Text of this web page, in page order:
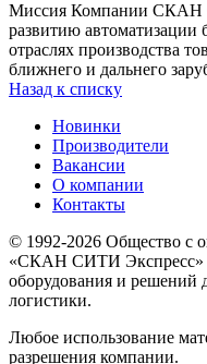
Миссия Компании СКАН
развитию автоматизации
отраслях производства
ближнего и дальнего
Назад к списку
Новинки
Производители
Вакансии
О компании
Контакты
© 1992-2026 Общество с
«СКАН СИТИ Экспресс»
оборудования и решений
логистики.
Любое использование
разрешения компании.